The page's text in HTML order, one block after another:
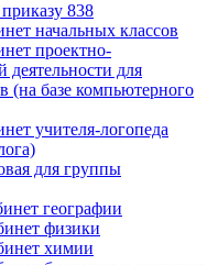
838
начальных классов
проектно-
деятельности для
(на базе компьютерного
учителя-логопеда
для группы
географии
физики
химии